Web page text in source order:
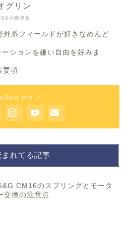
小隊隊長
グリン
外系フィールドが好きなめんど
ションを嫌い自由を好みま
要項
me ／
まれてる記事
CM16のスプリングとモータ
交換の注意点